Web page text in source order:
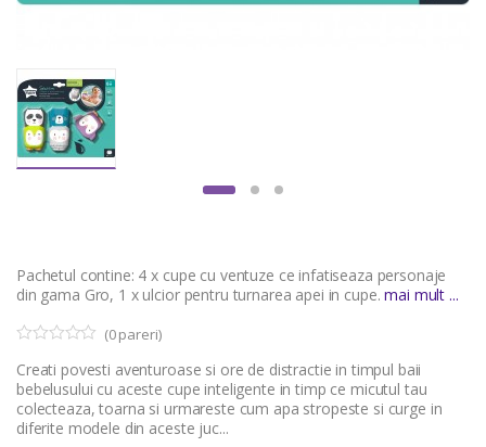
Pachetul contine: 4 x cupe cu ventuze ce infatiseaza personaje
din gama Gro, 1 x ulcior pentru turnarea apei in cupe.mai mult ...
o
u
o
f
(0pareri)
Creati povesti aventuroase si ore de distractie in timpul baii
bebelusului cu aceste cupe inteligente in timp ce micutul tau
colecteaza, toarna si urmareste cum apa stropeste si curge in
diferite modele din aceste juc...